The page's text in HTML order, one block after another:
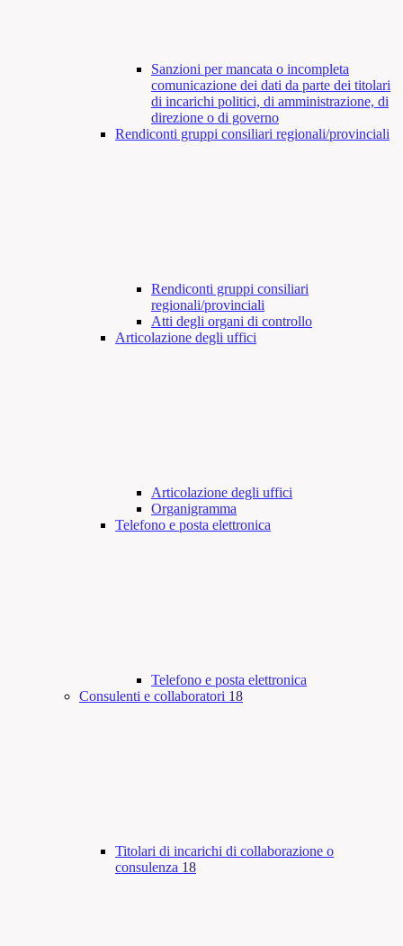
Sanzioni per mancata o incompleta
comunicazione dei dati da parte dei titolari
di incarichi politici, di amministrazione, di
direzione o di governo
Rendiconti gruppi consiliari regionali/provinciali
Rendiconti gruppi consiliari
regionali/provinciali
Atti degli organi di controllo
Articolazione degli uffici
Articolazione degli uffici
Organigramma
Telefono e posta elettronica
Telefono e posta elettronica
Consulenti e collaboratori 18
Titolari di incarichi di collaborazione o
consulenza 18